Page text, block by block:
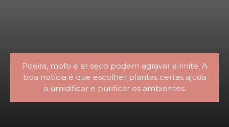
Poeira, mofo e ar seco podem agravar a rinite. A
boa notícia é que escolher plantas certas ajuda
a umidificar e purificar os ambientes.